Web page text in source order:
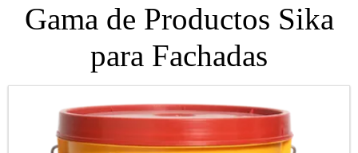
Gama de Productos Sika
para Fachadas